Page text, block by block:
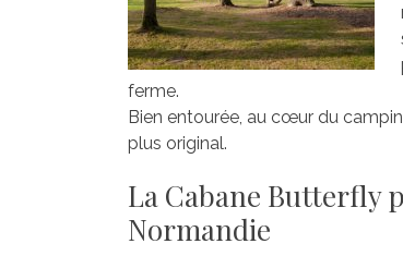
ferme.
Bien entourée, au cœur du
plus original.
La Cabane Butterfly
Normandie